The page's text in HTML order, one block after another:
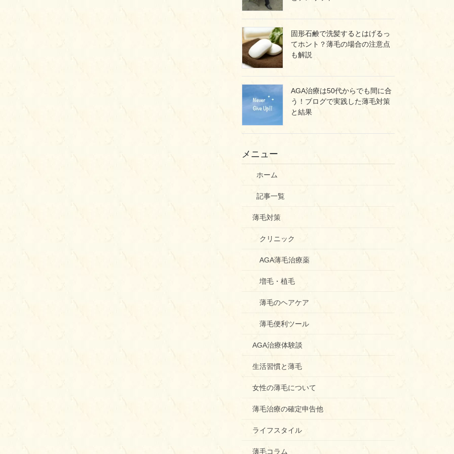
固形石鹸で洗髪するとはげるっ
てホント？薄毛の場合の注意点
も解説
AGA治療は50代からでも間に合
う！ブログで実践した薄毛対策
と結果
メニュー
ホーム
記事一覧
薄毛対策
クリニック
AGA薄毛治療薬
増毛・植毛
薄毛のヘアケア
薄毛便利ツール
AGA治療体験談
生活習慣と薄毛
女性の薄毛について
薄毛治療の確定申告他
ライフスタイル
薄毛コラム